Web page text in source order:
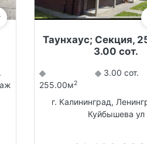
Таунхаус; Секция,
3.00 сот.
255.00м2
3.00 сот.
г. Калининград,
Куйбышева ул